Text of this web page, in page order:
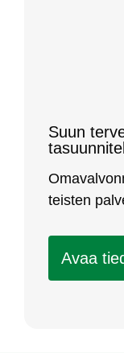
Suun
teis­ten
Avaa